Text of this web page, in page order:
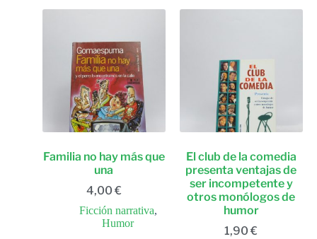
Familia no hay más que
una
4,00 €
Ficción narrativa,
Humor
El club de la comedia
presenta ventajas de
ser incompetente y
otros monólogos de
humor
1,90€